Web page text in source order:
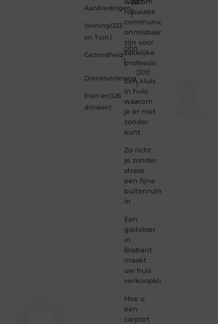
Aanbiedingen
(357
)
Woning
en Tuin
(223
)
Gezondheid
(200
)
Dienstverlening
(200
)
Eten en
drinken
(126
)
robuuste
communicatiemiddelen
onmisbaar
zijn voor
zakelijke
professio
Een kluis
in huis:
waarom
je er niet
zonder
kunt
Zo richt
je zonder
stress
een fijne
buitenruimte
in
Een
gietvloer
in
Brabant
maakt
uw huis
verkoopklaar
Hoe u
een
carport